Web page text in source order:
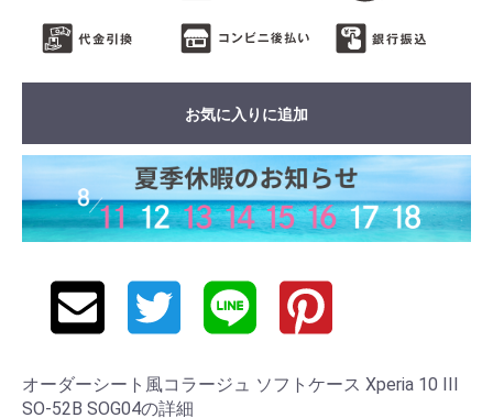
お気に入りに追加
オーダーシート風コラージュ ソフトケース Xperia 10 III
SO-52B SOG04の詳細